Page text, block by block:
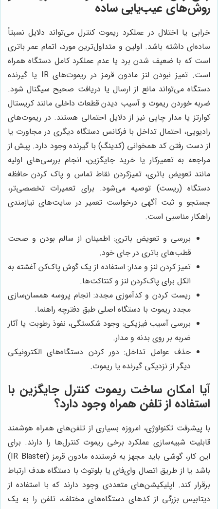
روش‌های عیب‌یابی ساده
خرابی یا اختلال در عملکرد ریموت کنترل می‌تواند دلایل نسبتاً
ساده‌ای داشته باشد. اولین و متداول‌ترین مورد، اتمام عمر باتری
است که با ضعیف شدن برد یا عدم عملکرد کامل دستگاه همراه
است. تمیز نبودن لنز مادون قرمز در ریموت‌های IR یا گیرنده
دستگاه می‌تواند مانع از ارسال یا دریافت صحیح سیگنال شود.
ضربه خوردن ریموت و آسیب دیدن قطعات داخلی مانند کریستال
کوارتز یا مدار چاپی نیز از دلایل احتمالی هستند. در ریموت‌های
رادیویی، احتمال تداخل با فرکانس دستگاه دیگری در مجاورت یا
از دست رفتن کد همخوانی (کدینگ) با گیرنده وجود دارد. پیش از
مراجعه به تعمیرکار یا خرید جایگزین، انجام بررسی‌های اولیه
مانند تعویض باتری، تمیزکردن نقاط تماس و پاک کردن حافظه
دستگاه (ریست) توصیه می‌شود. برای تعمیرات تخصصی‌تر،
جستجو و ثبت آگهی درخواست تعمیر در سایت‌های نیازمندی
راهکار مناسبی است.
بررسی و تعویض باتری: اطمینان از سالم بودن و صحت
قطب‌های باتری در جای خود.
تمیز کردن لنز و مدار: استفاده از یک گوش پاک‌کن آغشته به
الکل برای پاک‌کردن لنز و کنتاکت‌ها.
ریست کردن و کدآموزی مجدد: انجام پروسه همسان‌سازی
مجدد ریموت با دستگاه اصلی طبق دفترچه راهنما.
بررسی آسیب فیزیکی: وجود شکستگی، نفوذ رطوبت یا آثار
ضربه بر روی بدنه و مدار.
حذف عوامل تداخل: دور کردن دستگاه‌های الکترونیکی
دیگر از نزدیکی گیرنده یا ریموت.
آیا امکان ساخت ریموت کنترل جایگزین با
استفاده از تلفن همراه وجود دارد؟
با پیشرفت تکنولوژی، امروزه بسیاری از تلفن‌های همراه هوشمند
قابلیت شبیه‌سازی عملکرد برخی ریموت کنترل‌ها را دارند. برای
این کار، گوشی باید مجهز به فرستنده مادون قرمز (IR Blaster)
باشد یا از طریق اتصال وای‌فای یا بلوتوث با دستگاه هدف ارتباط
برقرار کند. اپلیکیشن‌های متعددی وجود دارند که با استفاده از
دیتابیس بزرگی از کدهای دستگاه‌های مختلف، تلفن را به یک